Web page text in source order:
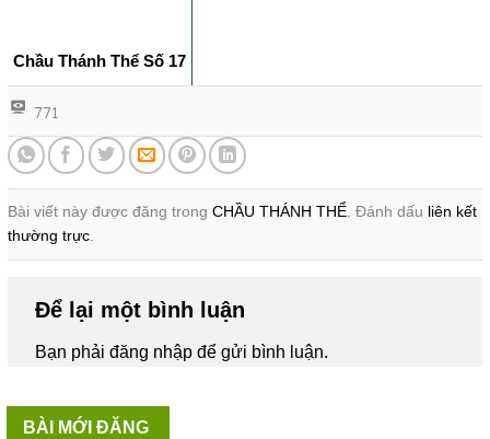
Chầu Thánh Thể Số 17
771
Bài viết này được đăng trong CHẦU THÁNH THỂ. Đánh dấu liên kết
thường trực.
Để lại một bình luận
Bạn phảiđăng nhậpđể gửi bình luận.
BÀI MỚI ĐĂNG